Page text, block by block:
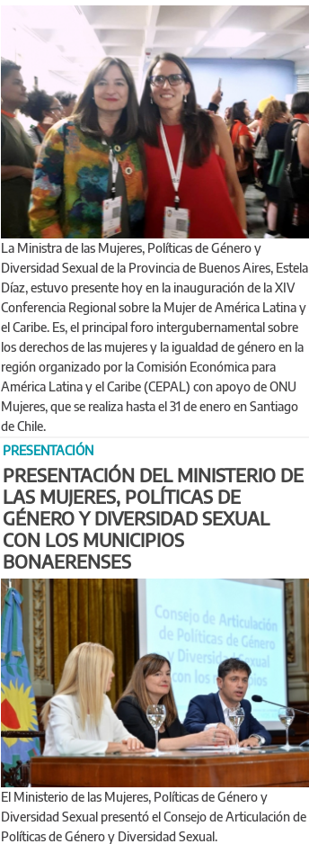
La Ministra de las Mujeres, Políticas de Género y
Diversidad Sexual de la Provincia de Buenos Aires, Estela
Díaz, estuvo presente hoy en la inauguración de la XIV
Conferencia Regional sobre la Mujer de América Latina y
el Caribe. Es, el principal foro intergubernamental sobre
los derechos de las mujeres y la igualdad de género en la
región organizado por la Comisión Económica para
América Latina y el Caribe (CEPAL) con apoyo de ONU
Mujeres, que se realiza hasta el 31 de enero en Santiago
de Chile.
PRESENTACIÓN
PRESENTACIÓN DEL MINISTERIO DE
LAS MUJERES, POLÍTICAS DE
GÉNERO Y DIVERSIDAD SEXUAL
CON LOS MUNICIPIOS
BONAERENSES
El Ministerio de las Mujeres, Políticas de Género y
Diversidad Sexual presentó el Consejo de Articulación de
Políticas de Género y Diversidad Sexual.